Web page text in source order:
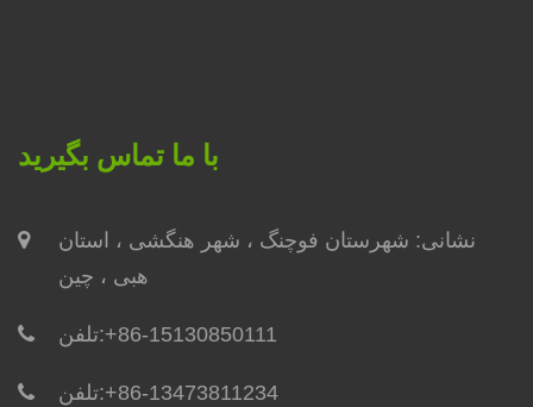
با ما تماس بگیرید
نشانی: شهرستان فوچنگ ، ​​شهر هنگشی ، استان
هبی ، چین
تلفن:+86-15130850111
تلفن:+86-13473811234